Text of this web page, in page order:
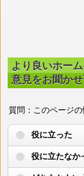
より良いホー
意見をお聞か
質問：このページの
役に立った
役に立たなか